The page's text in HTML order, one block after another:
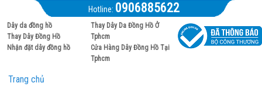
Hotline: 0906885622
Dây da đồng hồ
Thay Dây Đồng Hồ
Nhận đặt dây đồng hồ
Thay Dây Da Đồng Hồ Ở
Tphcm
Cửa Hàng Dây Đồng Hồ Tại
Tphcm
Trang chủ